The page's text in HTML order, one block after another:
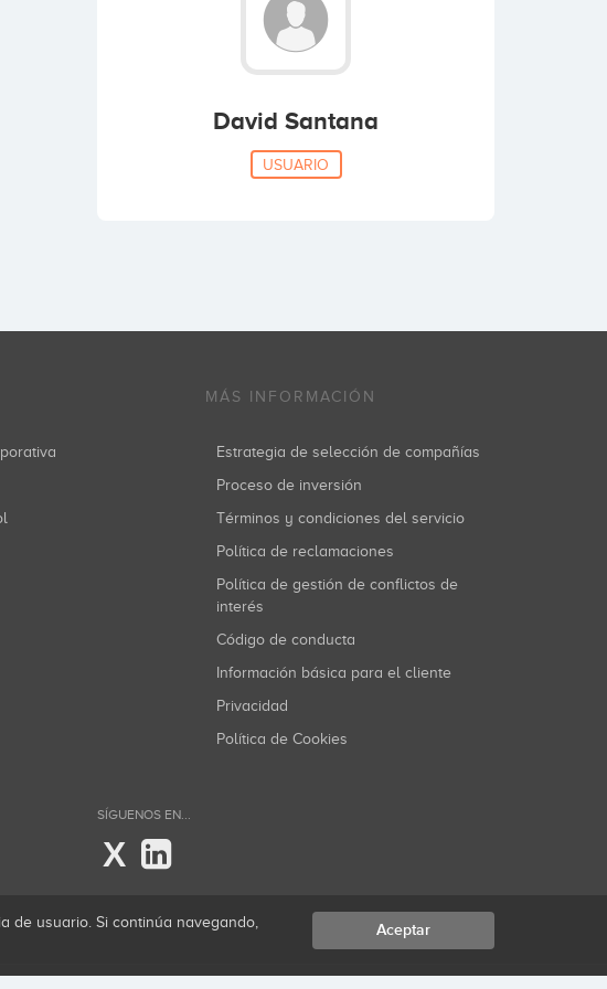
David Santana
USUARIO
MÁS INFORMACIÓN
Estrategia de selección de compañías
Proceso de inversión
Términos y condiciones del servicio
Política de reclamaciones
Política de gestión de conflictos de
interés
Código de conducta
Información básica para el cliente
Privacidad
Política de Cookies
SÍGUENOS EN...
X
de usuario. Si continúa navegando,
Aceptar